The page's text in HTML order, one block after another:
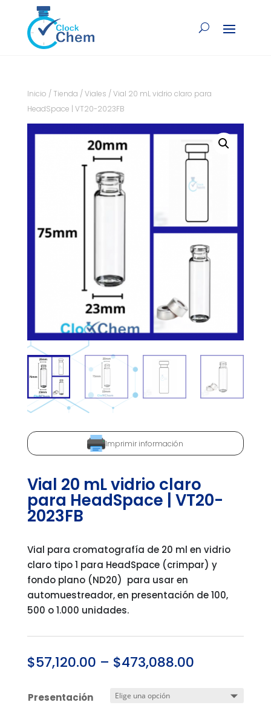
Inicio / Tienda /Viales / Vial 20 mL vidrio claro para
HeadSpace | VT20-2023FB
Imprimir información
Vial 20 mL vidrio claro
para HeadSpace | VT20-
2023FB
Vial para cromatografía de 20 ml en vidrio
claro tipo 1 para HeadSpace (crimpar) y
fondo plano (ND20) para usar en
automuestreador, en presentación de 100,
500 o 1.000 unidades.
$57,120.00 – $473,088.00
Presentación